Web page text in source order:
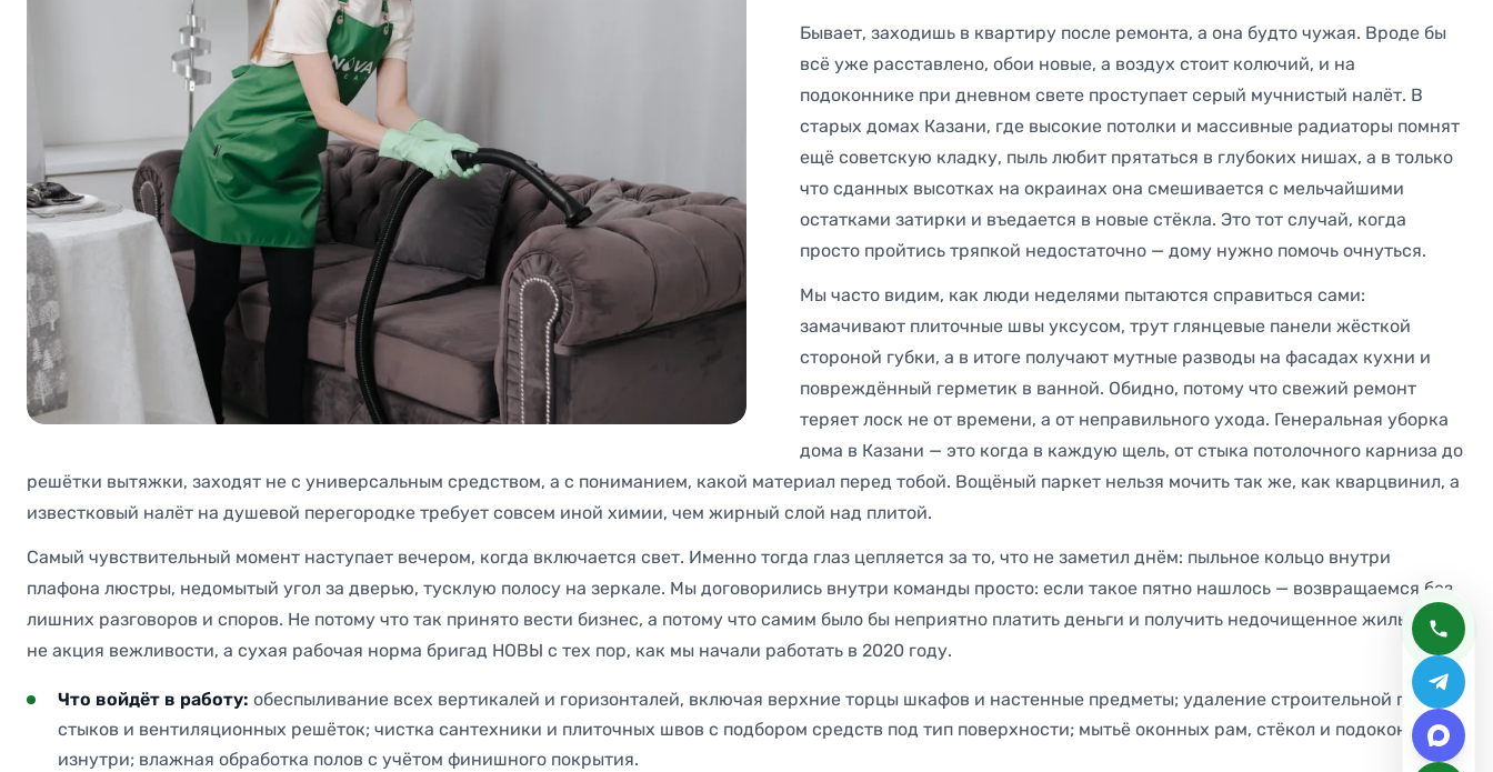
Бывает, заходишь в квартиру после ремонта, а она будто чужая. Вроде бы
всё уже расставлено, обои новые, а воздух стоит колючий, и на
подоконнике при дневном свете проступает серый мучнистый налёт. В
старых домах Казани, где высокие потолки и массивные радиаторы помнят
ещё советскую кладку, пыль любит прятаться в глубоких нишах, а в только
что сданных высотках на окраинах она смешивается с мельчайшими
остатками затирки и въедается в новые стёкла. Это тот случай, когда
просто пройтись тряпкой недостаточно — дому нужно помочь очнуться.
Мы часто видим, как люди неделями пытаются справиться сами:
замачивают плиточные швы уксусом, трут глянцевые панели жёсткой
стороной губки, а в итоге получают мутные разводы на фасадах кухни и
повреждённый герметик в ванной. Обидно, потому что свежий ремонт
теряет лоск не от времени, а от неправильного ухода. Генеральная уборка
дома в Казани — это когда в каждую щель, от стыка потолочного карниза до
решётки вытяжки, заходят не с универсальным средством, а с пониманием, какой материал перед тобой. Вощёный паркет нельзя мочить так же, как кварцвинил, а
известковый налёт на душевой перегородке требует совсем иной химии, чем жирный слой над плитой.
Самый чувствительный момент наступает вечером, когда включается свет. Именно тогда глаз цепляется за то, что не заметил днём: пыльное кольцо внутри
плафона люстры, недомытый угол за дверью, тусклую полосу на зеркале. Мы договорились внутри команды просто: если такое пятно нашлось — возвращаемся без
лишних разговоров и споров. Не потому что так принято вести бизнес, а потому что самим было бы неприятно платить деньги и получить недочищенное жильё. Это
не акция вежливости, а сухая рабочая норма бригад НОВЫ с тех пор, как мы начали работать в 2020 году.
Что войдёт в работу: обеспыливание всех вертикалей и горизонталей, включая верхние торцы шкафов и настенные предметы; удаление строительной пыли из
стыков и вентиляционных решёток; чистка сантехники и плиточных швов с подбором средств под тип поверхности; мытьё оконных рам, стёкол и подоконников
изнутри; влажная обработка полов с учётом финишного покрытия.